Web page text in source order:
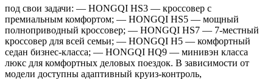
под свои задачи: — HONGQI HS3 — кроссовер с
премиальным комфортом; — HONGQI HS5 — мощный
полноприводный кроссовер; — HONGQI HS7 — 7-местный
кроссовер для всей семьи; — HONGQI H5 — комфортный
седан бизнес-класса; — HONGQI HQ9 — минивэн класса
люкс для комфортных деловых поездок. В зависимости от
модели доступны адаптивный круиз-контроль,